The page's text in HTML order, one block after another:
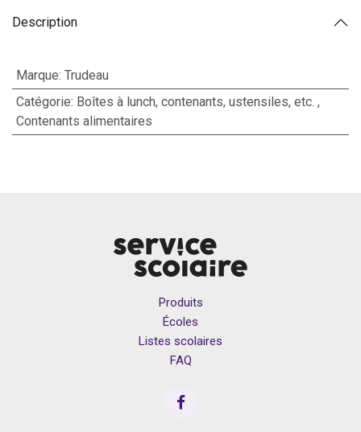
Description
Marque: Trudeau
Catégorie: Boîtes à lunch, contenants, ustensiles, etc. ,
Contenants alimentaires
Produits
Écoles
Listes scolaires
FAQ